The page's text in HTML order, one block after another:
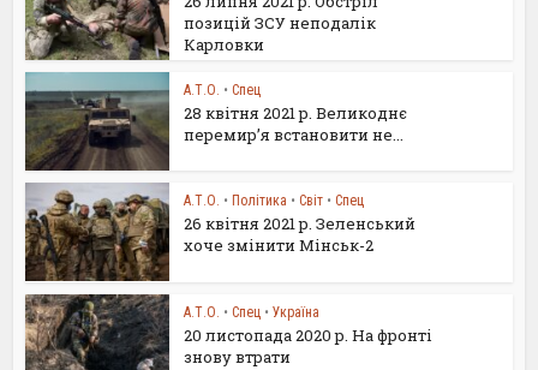
позицій ЗСУ неподалік
Карловки
А.Т.О. • Спец
28 квітня 2021 р. Великоднє
перемир’я встановити не...
А.Т.О. • Політика • Світ • Спец
26 квітня 2021 р. Зеленський
хоче змінити Мінськ-2
А.Т.О. • Спец • Україна
20 листопада 2020 р. На фронті
знову втрати